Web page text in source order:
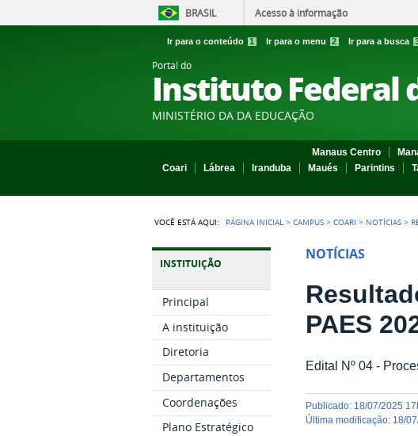
BRASIL Acesso à informação
Ir para o conteúdo 1 Ir para o menu 2 Ir para a busca
Portal do
Instituto Federal
MINISTÉRIO DA DA EDUCAÇÃO
Manaus Centro
Coari
Lábrea Iranduba Maués Parintins
VOCÊ ESTÁ AQUI: PÁGINA INICIAL >CAMPUS >COARI > NOTÍCIAS >
INSTITUIÇÃO
Principal
A instituição
Diretoria
Departamentos
Coordenações
Plano Estratégico
NOTÍCIAS
PAES
Edital Nº 04 -
publicado: 18/07/2025
última modificação: 18/